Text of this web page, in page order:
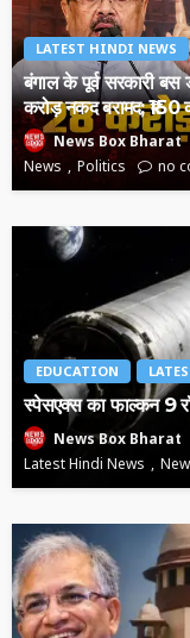
LATEST HINDI NEWS
बंगाल के पूर्व सरकारी बस
करोड़ नकद बरामद; ₹150
News Box Bharat
News
Politics no
EDUCATION
स्पेसएक्स का फाल्कन 9
News Box Bharat
Latest Hindi News